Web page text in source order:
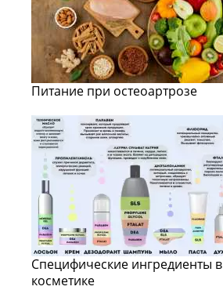
Питание при остеоартрозе
Специфические ингредиенты в
косметике